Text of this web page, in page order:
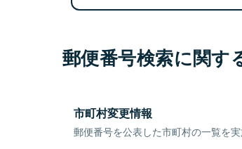
郵便番号検索に関す
市町村変更情報
郵便番号を公表した市町村の一覧を